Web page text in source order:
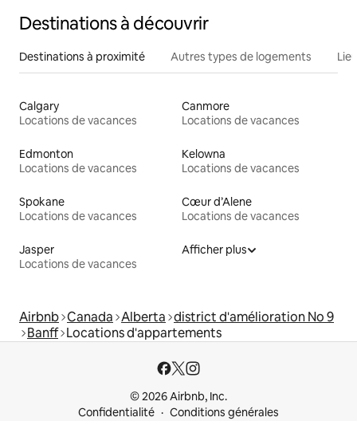
Destinations à découvrir
Destinations à proximité Autres types de logements
Calgary
Locations de vacances
Canmore
Locations de vacances
Edmonton
Locations de vacances
Kelowna
Locations de vacances
Spokane
Locations de vacances
Cœur d’Alene
Locations de vacances
Jasper
Locations de vacances
Afficher plus
Airbnb Canada Alberta district d'amélioration No 9
Banff Locations d'appartements
© 2026 Airbnb, Inc.
Confidentialité
Conditions générales